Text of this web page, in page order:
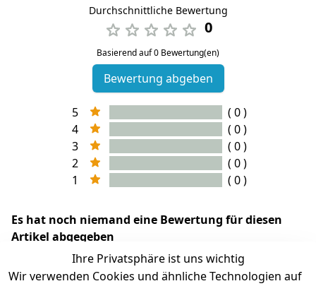
Durchschnittliche Bewertung
0
Basierend auf 0 Bewertung(en)
Bewertung abgeben
5
( 0 )
4
( 0 )
3
( 0 )
2
( 0 )
1
( 0 )
Es hat noch niemand eine Bewertung für diesen
Artikel abgegeben
Ihre Privatsphäre ist uns wichtig
Wir verwenden Cookies und ähnliche Technologien auf